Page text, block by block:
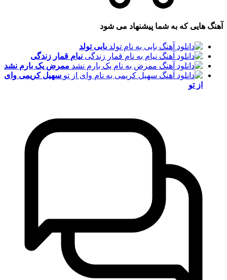
آهنگ هایی که به شما پیشنهاد می شود
بابی تولد
نیام قمار زندگی
ممرض یک بارم نشد
سهیل کریمی وای
از تو